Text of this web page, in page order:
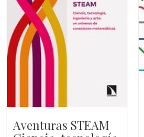
Aventuras STEAM